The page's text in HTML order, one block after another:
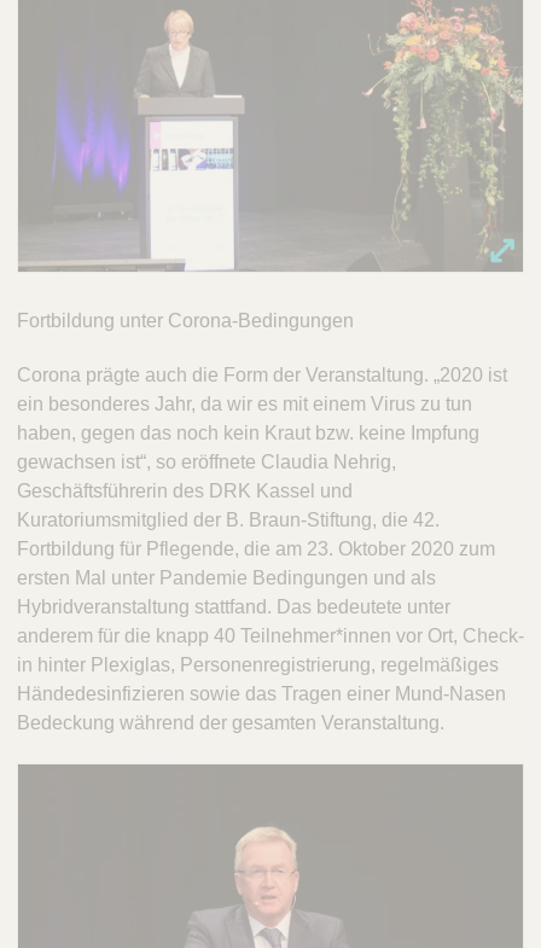
Fortbildung unter Corona-Bedingungen
Corona prägte auch die Form der Veranstaltung. „2020 ist
ein besonderes Jahr, da wir es mit einem Virus zu tun
haben, gegen das noch kein Kraut bzw. keine Impfung
gewachsen ist“, so eröffnete Claudia Nehrig,
Geschäftsführerin des DRK Kassel und
Kuratoriumsmitglied der B. Braun-Stiftung, die 42.
Fortbildung für Pflegende, die am 23. Oktober 2020 zum
ersten Mal unter Pandemie Bedingungen und als
Hybridveranstaltung stattfand. Das bedeutete unter
anderem für die knapp 40 Teilnehmer*innen vor Ort, Check-
in hinter Plexiglas, Personenregistrierung, regelmäßiges
Händedesinfizieren sowie das Tragen einer Mund-Nasen
Bedeckung während der gesamten Veranstaltung.